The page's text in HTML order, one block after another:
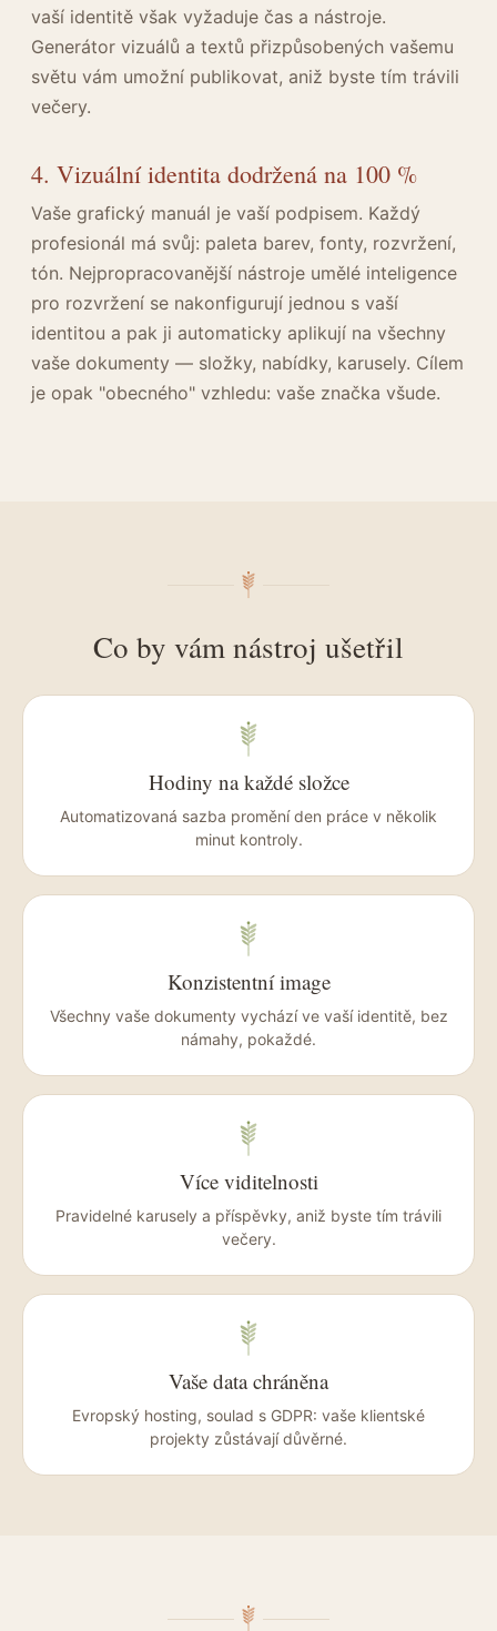
vaší identitě však vyžaduje čas a nástroje.
Generátor vizuálů a textů přizpůsobených vašemu
světu vám umožní publikovat, aniž byste tím trávili
večery.
4. Vizuální identita dodržená na 100 %
Vaše grafický manuál je vaší podpisem. Každý
profesionál má svůj: paleta barev, fonty, rozvržení,
tón. Nejpropracovanější nástroje umělé inteligence
pro rozvržení se nakonfigurují jednou s vaší
identitou a pak ji automaticky aplikují na všechny
vaše dokumenty — složky, nabídky, karusely. Cílem
je opak "obecného" vzhledu: vaše značka všude.
Co by vám nástroj ušetřil
Hodiny na každé složce
Automatizovaná sazba promění den práce v několik
minut kontroly.
Konzistentní image
Všechny vaše dokumenty vychází ve vaší identitě, bez
námahy, pokaždé.
Více viditelnosti
Pravidelné karusely a příspěvky, aniž byste tím trávili
večery.
Vaše data chráněna
Evropský hosting, soulad s GDPR: vaše klientské
projekty zůstávají důvěrné.